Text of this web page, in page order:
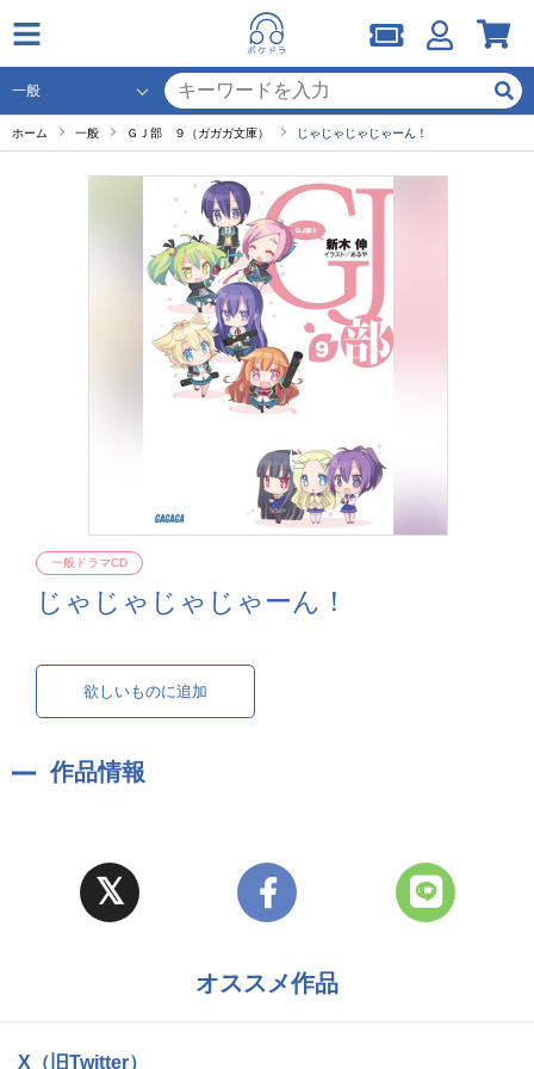
ホーム 一般 ＧＪ部 ９（ガガガ文庫） じゃじゃじゃじゃーん！
じゃじゃじゃじゃーん！
一般ドラマCD
欲しいものに追加
作品情報
オススメ作品
X（旧Twitter）